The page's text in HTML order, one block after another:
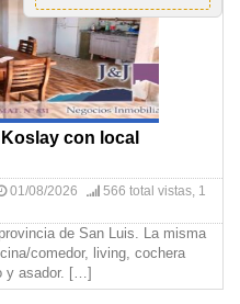
con local
01/08/2026
566 total vistas, 1
de San Luis. La misma
comedor, living, cochera
y asador. […]